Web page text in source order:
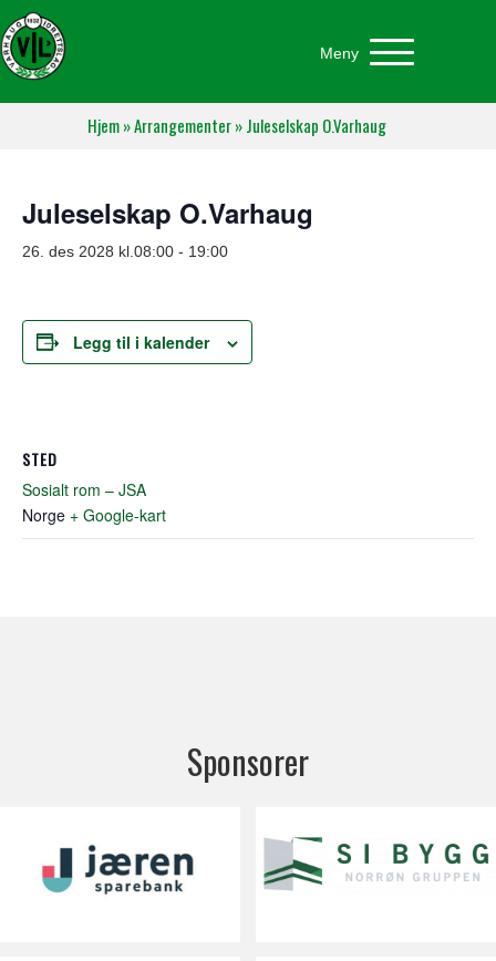
Meny
Hjem»Arrangementer»Juleselskap O.Varhaug
Juleselskap O.Varhaug
26. des 2028 kl.08:00 - 19:00
Legg til i kalender
STED
Sosialt rom – JSA
Norge + Google-kart
Sponsorer